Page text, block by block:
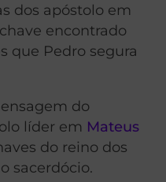
dos apóstolo em
encontrado
que Pedro segura
do
líder em Mateus
do reino dos
sacerdócio.